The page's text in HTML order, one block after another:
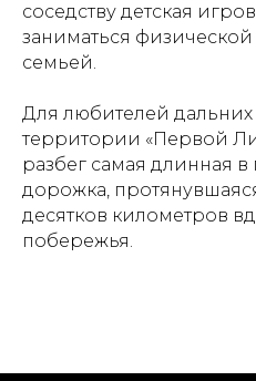
соседству детская
заниматься
семьей.
Для любителей дальних
территории «Первой
разбег самая длинная
дорожка,
десятков километров
побережья.